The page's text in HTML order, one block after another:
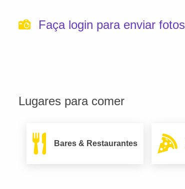
Faça login para enviar fotos
Lugares para comer
Bares & Restaurantes